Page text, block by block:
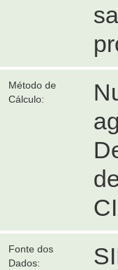
Método de
Cálculo:
Fonte dos
Dados: